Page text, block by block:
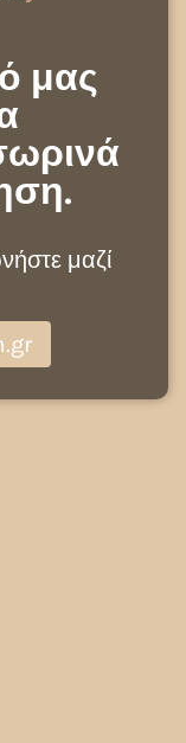
μας
μαζί